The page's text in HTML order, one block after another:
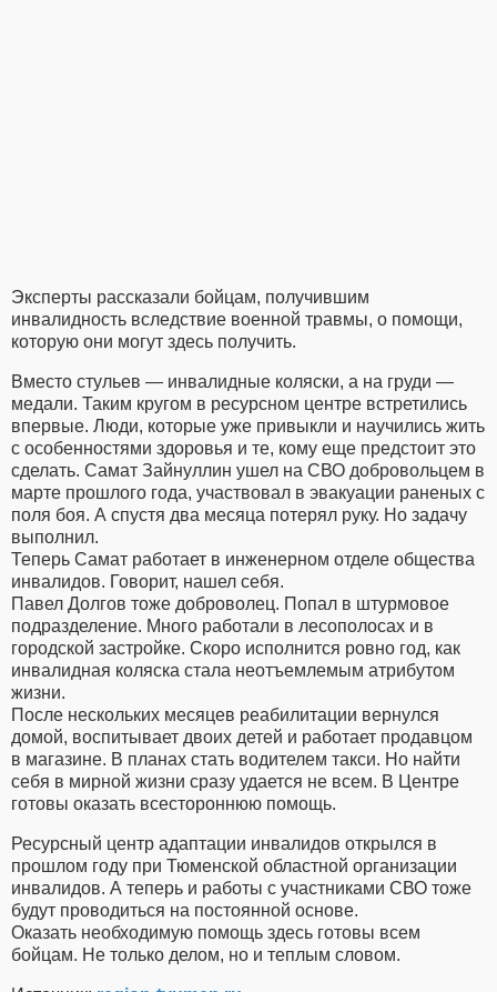
Эксперты рассказали бойцам, получившим
инвалидность вследствие военной травмы, о помощи,
которую они могут здесь получить.
Вместо стульев — инвалидные коляски, а на груди —
медали. Таким кругом в ресурсном центре встретились
впервые. Люди, которые уже привыкли и научились жить
с особенностями здоровья и те, кому еще предстоит это
сделать. Самат Зайнуллин ушел на СВО добровольцем в
марте прошлого года, участвовал в эвакуации раненых с
поля боя. А спустя два месяца потерял руку. Но задачу
выполнил.
Теперь Самат работает в инженерном отделе общества
инвалидов. Говорит, нашел себя.
Павел Долгов тоже доброволец. Попал в штурмовое
подразделение. Много работали в лесополосах и в
городской застройке. Скоро исполнится ровно год, как
инвалидная коляска стала неотъемлемым атрибутом
жизни.
После нескольких месяцев реабилитации вернулся
домой, воспитывает двоих детей и работает продавцом
в магазине. В планах стать водителем такси. Но найти
себя в мирной жизни сразу удается не всем. В Центре
готовы оказать всестороннюю помощь.
Ресурсный центр адаптации инвалидов открылся в
прошлом году при Тюменской областной организации
инвалидов. А теперь и работы с участниками СВО тоже
будут проводиться на постоянной основе.
Оказать необходимую помощь здесь готовы всем
бойцам. Не только делом, но и теплым словом.